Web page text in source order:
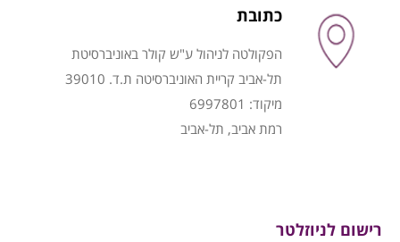
כתובת
הפקולטה לניהול ע"ש קולר באוניברסיטת
תל-אביב קריית האוניברסיטה ת.ד. 39010
מיקוד: 6997801
רמת אביב, תל-אביב
רישום לניוזלטר